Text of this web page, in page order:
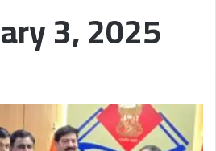
3, 2025